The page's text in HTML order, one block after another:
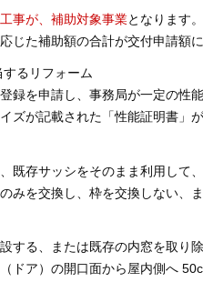
事が、補助対象事業となります。
じた補助額の合計が交付申請額に
るリフォーム
録を申請し、事務局が一定の性
ズが記載された「性能証明書」
既存サッシをそのまま利用して
みを交換し、枠を交換しない、
する、または既存の内窓を取り
ドア）の開口面から屋内側へ